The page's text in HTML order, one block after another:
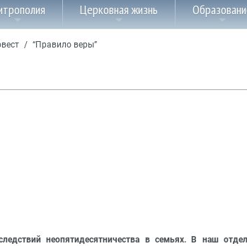
Церковная жизнь
/ “Правило веры”
неопятидесятничества в семьях. В наш отдел